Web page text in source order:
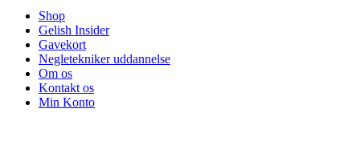
Shop
Gelish Insider
Gavekort
Negletekniker uddannelse
Om os
Kontakt os
Min Konto